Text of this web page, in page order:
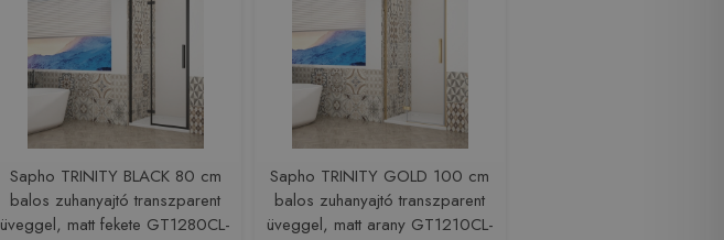
Sapho TRINITY BLACK 80 cm
balos zuhanyajtó transzparent
üveggel, matt fekete GT1280CL-
Sapho TRINITY GOLD 100 cm
balos zuhanyajtó transzparent
üveggel, matt arany GT1210CL-